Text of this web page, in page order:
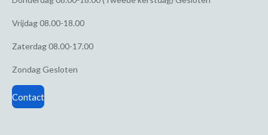
Vrijdag08.00-18.00
Zaterdag08.00-17.00
ZondagGesloten
Contact